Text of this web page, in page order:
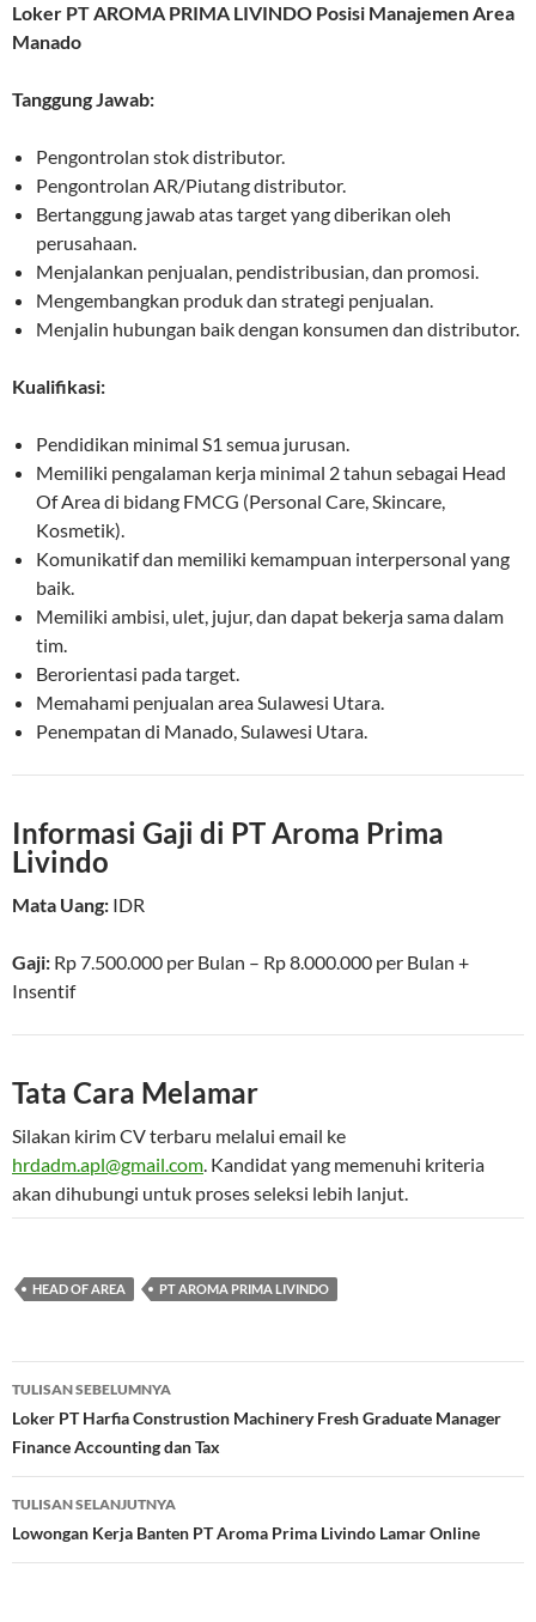
Loker PT AROMA PRIMA LIVINDO Posisi Manajemen Area
Manado
Tanggung Jawab:
Pengontrolan stok distributor.
Pengontrolan AR/Piutang distributor.
Bertanggung jawab atas target yang diberikan oleh
perusahaan.
Menjalankan penjualan, pendistribusian, dan promosi.
Mengembangkan produk dan strategi penjualan.
Menjalin hubungan baik dengan konsumen dan distributor.
Kualifikasi:
Pendidikan minimal S1 semua jurusan.
Memiliki pengalaman kerja minimal 2 tahun sebagai Head
Of Area di bidang FMCG (Personal Care, Skincare,
Kosmetik).
Komunikatif dan memiliki kemampuan interpersonal yang
baik.
Memiliki ambisi, ulet, jujur, dan dapat bekerja sama dalam
tim.
Berorientasi pada target.
Memahami penjualan area Sulawesi Utara.
Penempatan di Manado, Sulawesi Utara.
Informasi Gaji di PT Aroma Prima
Livindo
Mata Uang: IDR
Gaji: Rp 7.500.000 per Bulan – Rp 8.000.000 per Bulan +
Insentif
Tata Cara Melamar
Silakan kirim CV terbaru melalui email ke
hrdadm.apl@gmail.com. Kandidat yang memenuhi kriteria
akan dihubungi untuk proses seleksi lebih lanjut.
HEAD OF AREA PT AROMA PRIMA LIVINDO
Navigasi
Tulisan
TULISAN SEBELUMNYA
Loker PT Harfia Construstion Machinery Fresh Graduate Manager
Finance Accounting dan Tax
TULISAN SELANJUTNYA
Lowongan Kerja Banten PT Aroma Prima Livindo Lamar Online